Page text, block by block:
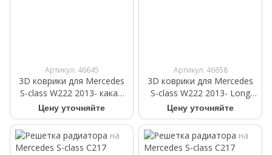
Артикул: 46645
3D коврики для Mercedes
S-class W222 2013- какао
передние WeatherTech
475711
Цену уточняйте
Артикул: 46658
3D коврики для Mercedes
S-class W222 2013- Long
бежевые задние
WeatherTech 455712
Цену уточняйте